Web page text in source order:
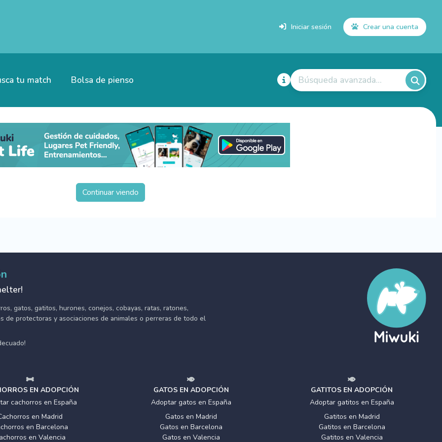
Iniciar sesión Crear una cuenta
tu match Bolsa de pienso Búsqueda avanzada...
Continuar viendo
gatos, gatitos, hurones, conejos, cobayas, ratas, ratones,
de protectoras y asociaciones de animales o perreras de todo el
EN ADOPCIÓN
cachorros en España
en Madrid
en Barcelona
en Valencia
GATOS EN ADOPCIÓN
Adoptar gatos en España
Gatos en Madrid
Gatos en Barcelona
Gatos en Valencia
GATITOS EN ADOPCIÓN
Adoptar gatitos en España
Gatitos en Madrid
Gatitos en Barcelona
Gatitos en Valencia